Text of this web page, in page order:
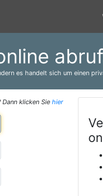
es handelt sich um einen
Dann klicken Sie hier